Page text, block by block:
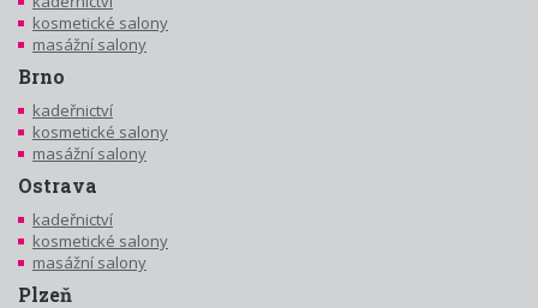
kosmetické salony
masážní salony
Brno
kadeřnictví
kosmetické salony
masážní salony
Ostrava
kadeřnictví
kosmetické salony
masážní salony
Plzeň